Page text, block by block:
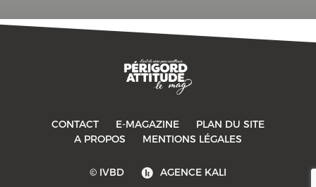
CONTACT E-MAGAZINE
PLAN DU SITE
A PROPOS
MENTIONS LÉGALES
© IVBD AGENCE KALI